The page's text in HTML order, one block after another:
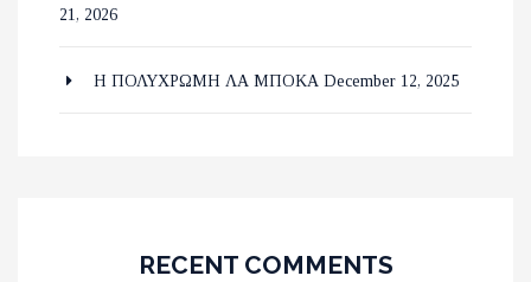
21, 2026
Η ΠΟΛΥΧΡΩΜΗ ΛΑ ΜΠΟΚΑ December 12, 2025
RECENT COMMENTS